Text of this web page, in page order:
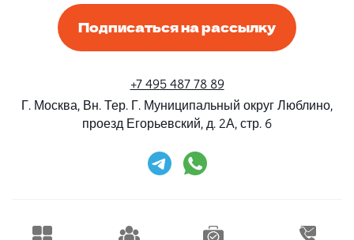
Подписаться на рассылку
+7 495 487 78 89
Г. Москва, Вн. Тер. Г. Муниципальный округ Люблино,
проезд Егорьевский, д. 2А, стр. 6